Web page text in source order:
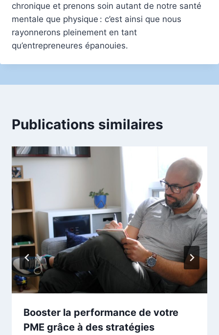
chronique et prenons soin autant de notre santé
mentale que physique : c’est ainsi que nous
rayonnerons pleinement en tant
qu’entrepreneures épanouies.
Publications similaires
Booster la performance de votre
PME grâce à des stratégies